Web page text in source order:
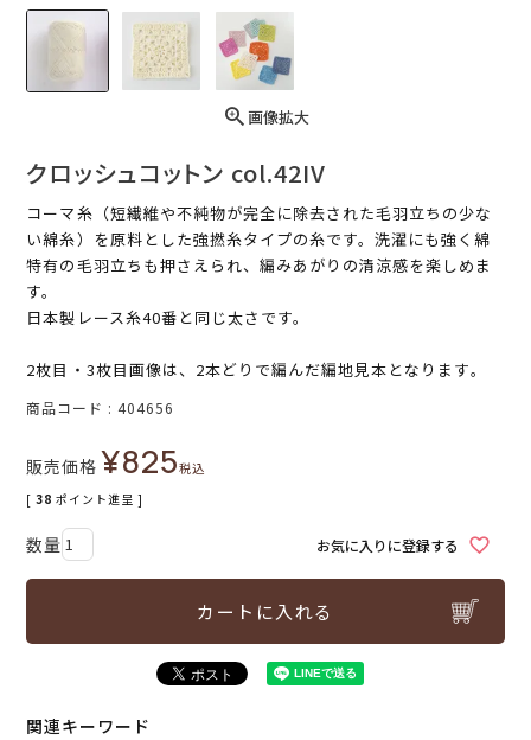
画像拡大
クロッシュコットン col.42IV
コーマ糸（短繊維や不純物が完全に除去された毛羽立ちの少な
い綿糸）を原料とした強撚糸タイプの糸です。洗濯にも強く綿
特有の毛羽立ちも押さえられ、編みあがりの清涼感を楽しめま
す。
日本製レース糸40番と同じ太さです。
2枚目・3枚目画像は、2本どりで編んだ編地見本となります。
商品コード 404656
販売価格 ¥825税込
[ 38 ポイント進呈 ]
お気に入りに登録する
カートに入れる
関連キーワード